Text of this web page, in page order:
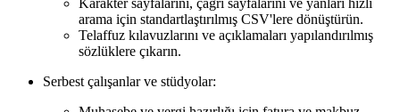
Karakter sayfalarını, çağrı sayfalarını ve yanları hızlı
arama için standartlaştırılmış CSV'lere dönüştürün.
Telaffuz kılavuzlarını ve açıklamaları yapılandırılmış
sözlüklere çıkarın.
Serbest çalışanlar ve stüdyolar: